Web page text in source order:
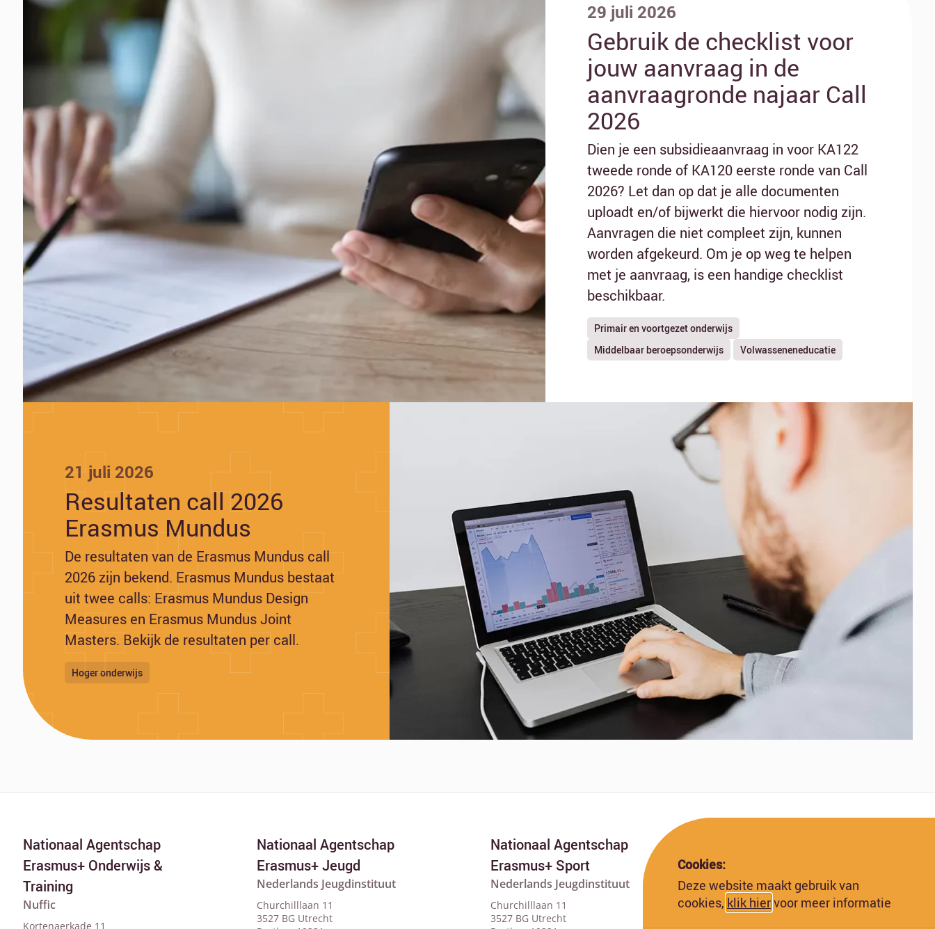
29 juli 2026
Gebruik de checklist voor
jouw aanvraag in de
aanvraagronde najaar Call
2026
Dien je een subsidieaanvraag in voor KA122
tweede ronde of KA120 eerste ronde van Call
2026? Let dan op dat je alle documenten
uploadt en/of bijwerkt die hiervoor nodig zijn.
Aanvragen die niet compleet zijn, kunnen
worden afgekeurd. Om je op weg te helpen
met je aanvraag, is een handige checklist
beschikbaar.
Primair en voortgezet onderwijs
Middelbaar beroepsonderwijs
Volwasseneneducatie
21 juli 2026
Resultaten call 2026
Erasmus Mundus
De resultaten van de Erasmus Mundus call
2026 zijn bekend. Erasmus Mundus bestaat
uit twee calls: Erasmus Mundus Design
Measures en Erasmus Mundus Joint
Masters. Bekijk de resultaten per call.
Hoger onderwijs
Nationaal Agentschap
Erasmus+ Onderwijs &
Training
Nuffic
Kortenaerkade 11
Nationaal Agentschap
Erasmus+ Jeugd
Nederlands Jeugdinstituut
Churchilllaan 11
3527 BG Utrecht
Nationaal Agentschap
Erasmus+ Sport
Nederlands Jeugdinstituut
Churchilllaan 11
3527 BG Utrecht
Deze website is gefinancierd met subsidie van
de Europese Commissie. De Europese
Commissie kan niet aansprakelijk worden
Cookies:
Deze website maakt gebruik van
cookies, klik hiervoor meer informatie